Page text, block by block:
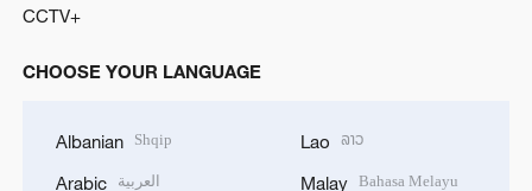
CCTV+
CHOOSE YOUR LANGUAGE
Albanian Shqip
Arabic العربية
Lao ລາວ
Malay Bahasa Melayu